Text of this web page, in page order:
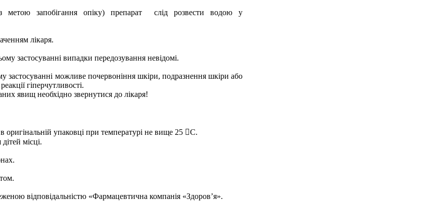
метою запобігання опіку) препарат слід розвести водою у
лікаря.
застосуванні випадки передозування невідомі.
застосуванні можливе почервоніння шкіри, подразнення шкіри або
гіперчутливості.
явищ необхідно звернутися до лікаря!
в оригінальній упаковці при температурі не вище 25 С.
місці.
відповідальністю «Фармацевтична компанія «Здоров’я».